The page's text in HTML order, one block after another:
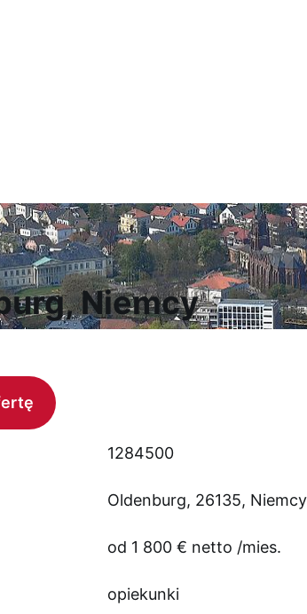
Niemcy
1284500
Oldenburg, 26135, Niemcy
od 1 800 € netto /mies.
opiekunki